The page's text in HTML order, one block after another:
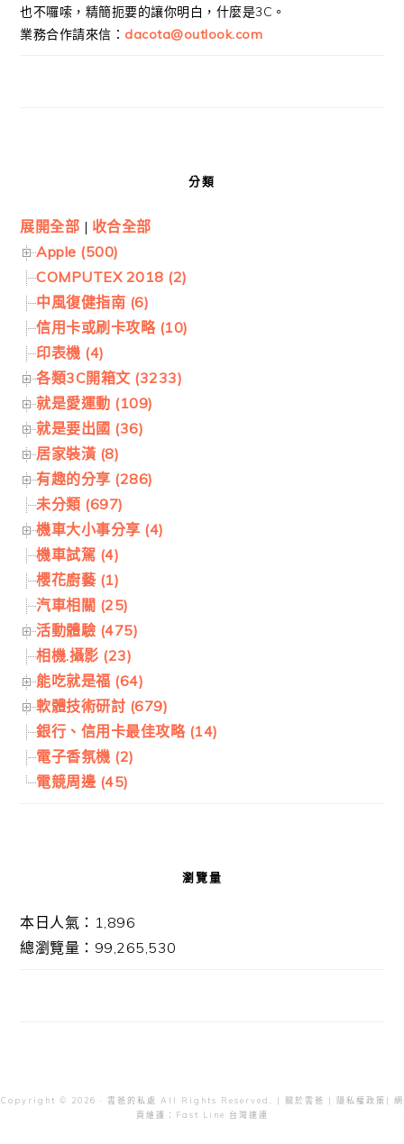
也不囉嗦，精簡扼要的讓你明白，什麼是3C。
業務合作請來信： dacota@outlook.com
分類
展開全部 | 收合全部
Apple (500)
COMPUTEX 2018 (2)
中風復健指南 (6)
信用卡或刷卡攻略 (10)
印表機 (4)
各類3C開箱文 (3233)
就是愛運動 (109)
就是要出國 (36)
居家裝潢 (8)
有趣的分享 (286)
未分類 (697)
機車大小事分享 (4)
機車試駕 (4)
櫻花廚藝 (1)
汽車相關 (25)
活動體驗 (475)
相機.攝影 (23)
能吃就是福 (64)
軟體技術研討 (679)
銀行、信用卡最佳攻略 (14)
電子香氛機 (2)
電競周邊 (45)
瀏覽量
本日人氣：1,896
總瀏覽量：99,265,530
Copyright © 2026 · 雲爸的私處 All Rights Reserved. | 關於雲爸 | 隱私權政策 | 網
頁維護：
Fast Line 台灣速連